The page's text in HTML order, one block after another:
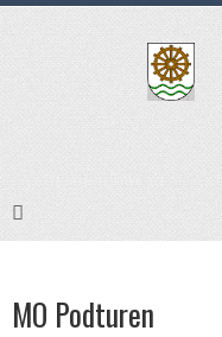
MO Podturen